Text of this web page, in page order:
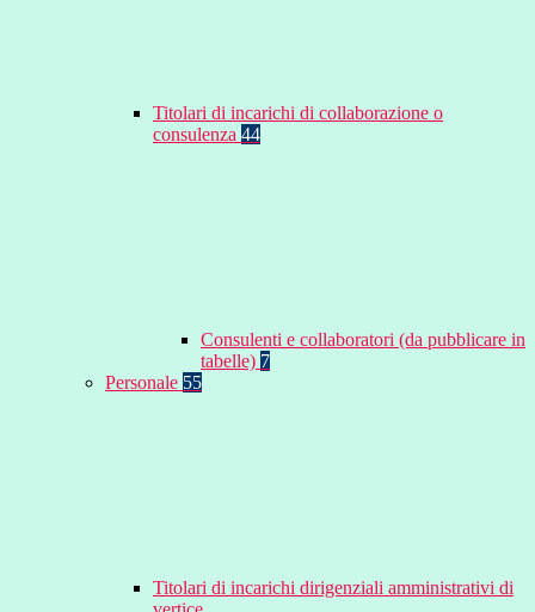
Titolari di incarichi di collaborazione o
consulenza 44
Consulenti e collaboratori (da pubblicare in
tabelle) 7
Personale 55
Titolari di incarichi dirigenziali amministrativi di